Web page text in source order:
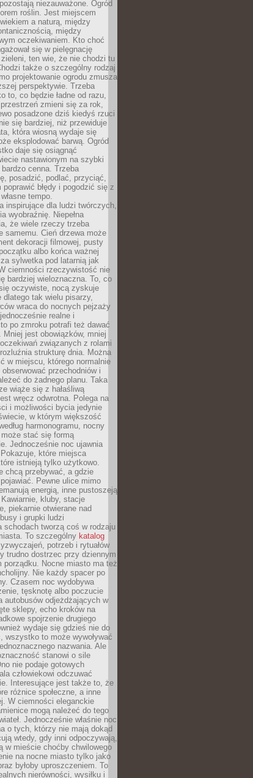
niezauważone. Ogród
roślin. Jest miejscem
a naturą, między
między
oczekiwaniem. Kto choć
się w pielęgnację
zieleni, ten wie, że nie chodzi tu
także o szczególny rodzaj
projektowanie ogrodu zmusza
perspektywie. Trzeba
to, co będzie ładne od razu,
zmieni się za rok,
posadzone dziś kiedyś rzuci
się bardziej, niż przewiduje
która wiosną wydaje się
eksplodować barwą. Ogród
daje się osiągnąć
nastawionym na szybki
cenna. Trzeba
posadzić, podlać, przyciąć,
błędy i pogodzić się z
tempo.
inspirujące dla ludzi twórczych,
wyobraźnię. Niepełna
że wiele rzeczy trzeba
samemu. Cień drzewa może
dekoracji filmowej, pusty
albo końca ważnej
sylwetka pod latarnią jak
ciemności rzeczywistość nie
bardziej wieloznaczna. To, co
oczywiste, nocą zyskuje
dlatego tak wielu pisarzy,
wraca do nocnych pejzaży
realne i
po zmroku potrafi też dawać
Mniej jest obowiązków, mniej
związanych z rolami
strukturę dnia. Można
w miejscu, którego normalnie
obserwować przechodniów i
do żadnego planu. Taka
wiąże się z hałaśliwą
wręcz odwrotna. Polega na
i możliwości bycia jedynie
w którym większość
harmonogramu, nocny
stać się formą
Jednocześnie noc ujawnia
które miejsca
istnieją tylko użytkowo.
chcą przebywać, a gdzie
Pewne ulice mimo
energią, inne pustoszeją
kluby, stacje
piekarnie otwierane nad
i grupki ludzi
schodach tworzą coś w rodzaju
To szczególny katalog
potrzeb i rytuałów
trudno dostrzec przy dziennym
porządku. Nocne miasto ma też
Nie każdy spacer po
Czasem noc wydobywa
tęsknotę albo poczucie
autobusów odjeżdżających w
sklepy, echo kroków na
spojrzenie drugiego
wydaje się gdzieś nie do
wszystko to może wywoływać
nazwania. Ale
stanowi o sile
nie podaje gotowych
człowiekowi odczuwać
Interesujące jest także to, że
różnice społeczne, a inne
W ciemności eleganckie
mogą należeć do tego
Jednocześnie właśnie noc
o tych, którzy nie mają dokąd
wtedy, gdy inni odpoczywają,
w mieście choćby chwilowego
na nocne miasto tylko jako
byłoby uproszczeniem. To
nierówności, wysiłku i